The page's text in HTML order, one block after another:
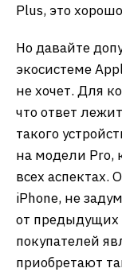
Plus, это
Но давайте
экосистеме
не хочет. Для
что ответ
такого
на модели Pro,
всех аспектах.
iPhone, не
от предыдущих
покупателей
приобретают